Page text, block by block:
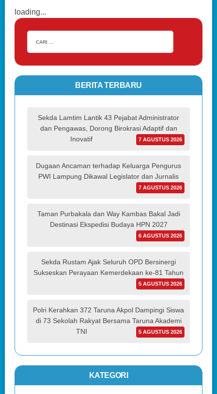
loading...
BERITA TERBARU
Sekda Lamtim Lantik 43 Pejabat Administrator
dan Pengawas, Dorong Birokrasi Adaptif dan
Inovatif
7 AGUSTUS 2026
Dugaan Ancaman terhadap Keluarga Pengurus
PWI Lampung Dikawal Legislator dan Jurnalis
7 AGUSTUS 2026
Taman Purbakala dan Way Kambas Bakal Jadi
Destinasi Ekspedisi Budaya HPN 2027
6 AGUSTUS 2026
Sekda Rustam Ajak Seluruh OPD Bersinergi
Sukseskan Perayaan Kemerdekaan ke-81 Tahun
5 AGUSTUS 2026
Polri Kerahkan 372 Taruna Akpol Dampingi Siswa
di 73 Sekolah Rakyat Bersama Taruna Akademi
TNI
5 AGUSTUS 2026
KATEGORI